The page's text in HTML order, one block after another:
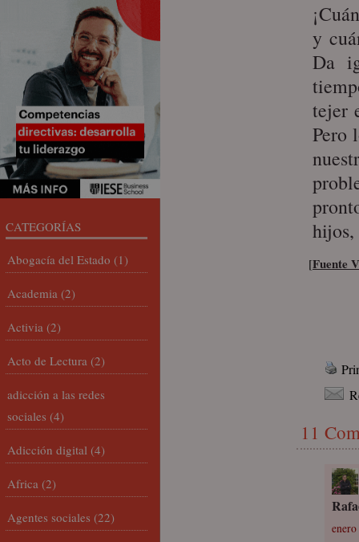
y
Da
tejer
Pero
[Fuente
11
CATEGORÍAS
Abogacía del Estado (1)
Academia (2)
Activia (2)
Acto de Lectura (2)
adicción a las redes
sociales (4)
Adicción digital (4)
Africa (2)
Agentes sociales (22)